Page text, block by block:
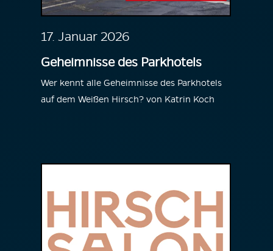
17. Januar 2026
Geheimnisse des Parkhotels
Wer kennt alle Geheimnisse des Parkhotels
auf dem Weißen Hirsch? von Katrin Koch